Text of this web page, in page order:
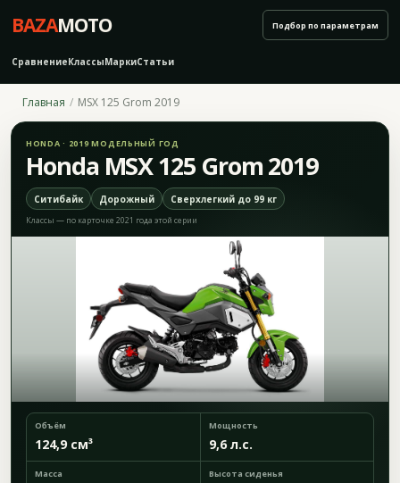
BAZAMOTO
СравнениеКлассыМаркиСтатьи
Подбор по параметрам
Главная MSX 125 Grom 2019
HONDA · 2019 МОДЕЛЬНЫЙ ГОД
Honda MSX 125 Grom 2019
Ситибайк Дорожный Сверхлегкий до 99 кг
Классы — по карточке 2021 года этой серии
Объём
124,9 см³
Мощность
9,6 л.с.
Масса Высота сиденья